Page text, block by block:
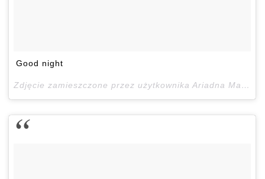
Good night
Zdjęcie zamieszczone przez użytkownika Ariadna Majewska (@ari_maj)